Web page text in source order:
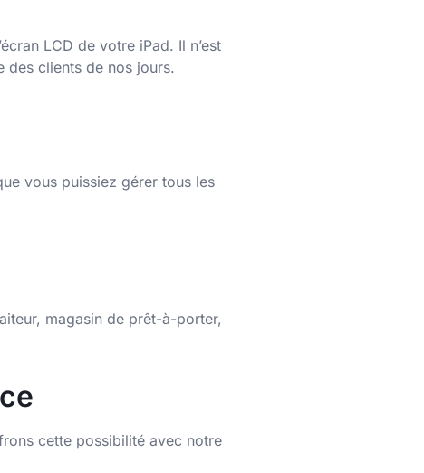
LCD de votre iPad. Il n’est
des clients de nos jours.
vous puissiez gérer tous les
magasin de prêt-à-porter,
cette possibilité avec notre